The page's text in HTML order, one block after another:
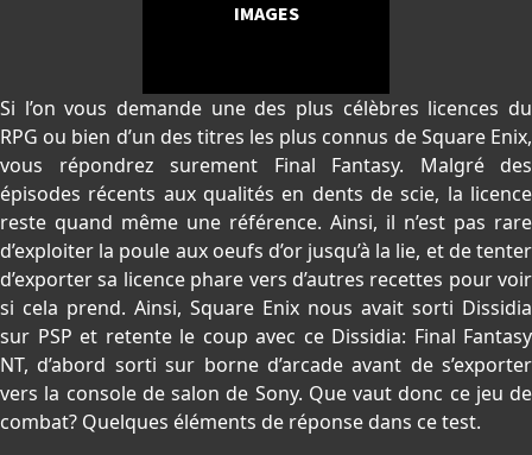
IMAGES
Si l’on vous demande une des plus célèbres licences du
RPG ou bien d’un des titres les plus connus de Square Enix,
vous répondrez surement Final Fantasy. Malgré des
épisodes récents aux qualités en dents de scie, la licence
reste quand même une référence. Ainsi, il n’est pas rare
d’exploiter la poule aux oeufs d’or jusqu’à la lie, et de tenter
d’exporter sa licence phare vers d’autres recettes pour voir
si cela prend. Ainsi, Square Enix nous avait sorti Dissidia
sur PSP et retente le coup avec ce Dissidia: Final Fantasy
NT, d’abord sorti sur borne d’arcade avant de s’exporter
vers la console de salon de Sony. Que vaut donc ce jeu de
combat? Quelques éléments de réponse dans ce test.